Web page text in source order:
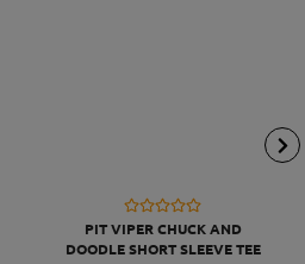
PIT VIPER CHUCK AND
DOODLE SHORT SLEEVE TEE